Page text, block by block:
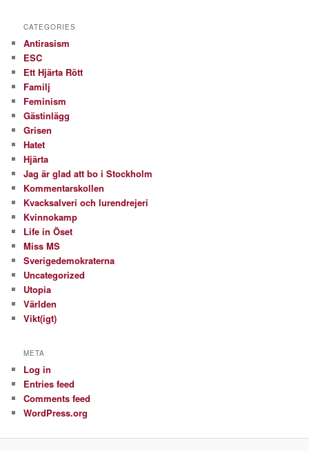
CATEGORIES
Antirasism
ESC
Ett Hjärta Rött
Familj
Feminism
Gästinlägg
Grisen
Hatet
Hjärta
Jag är glad att bo i Stockholm
Kommentarskollen
Kvacksalveri och lurendrejeri
Kvinnokamp
Life in Öset
Miss MS
Sverigedemokraterna
Uncategorized
Utopia
Världen
Vikt(igt)
META
Log in
Entries feed
Comments feed
WordPress.org